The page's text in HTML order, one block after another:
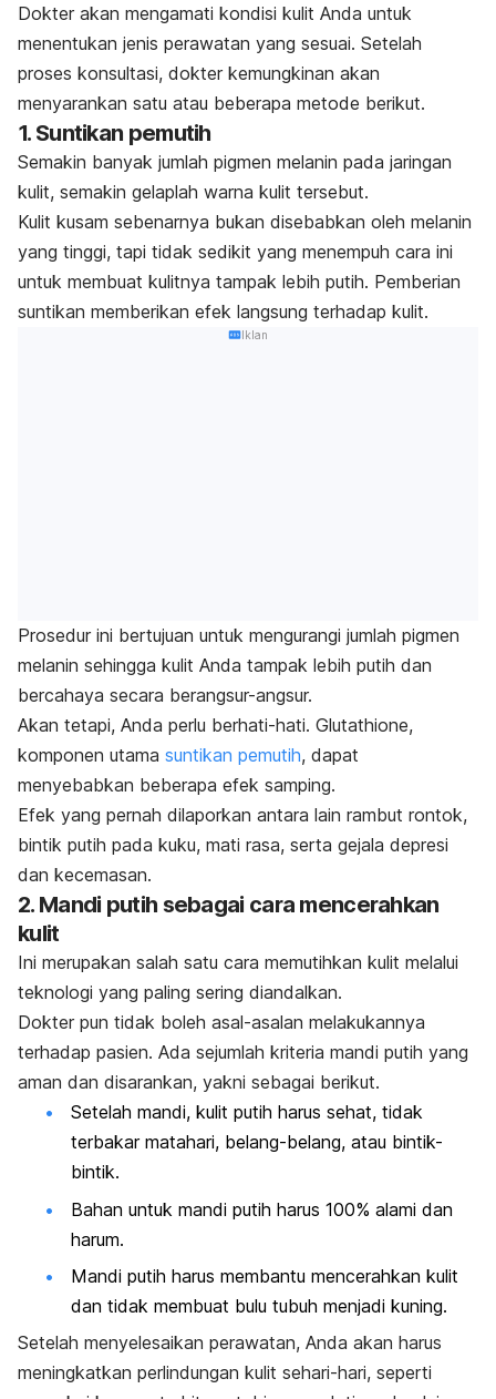
Dokter akan mengamati kondisi kulit Anda untuk
menentukan jenis perawatan yang sesuai. Setelah
proses konsultasi, dokter kemungkinan akan
menyarankan satu atau beberapa metode berikut.
1. Suntikan pemutih
Semakin banyak jumlah pigmen melanin pada jaringan
kulit, semakin gelaplah warna kulit tersebut.
Kulit kusam sebenarnya bukan disebabkan oleh melanin
yang tinggi, tapi tidak sedikit yang menempuh cara ini
untuk membuat kulitnya tampak lebih putih. Pemberian
suntikan memberikan efek langsung terhadap kulit.
Iklan
Prosedur ini bertujuan untuk mengurangi jumlah pigmen
melanin sehingga kulit Anda tampak lebih putih dan
bercahaya secara berangsur-angsur.
Akan tetapi, Anda perlu berhati-hati. Glutathione,
komponen utama suntikan pemutih, dapat
menyebabkan beberapa efek samping.
Efek yang pernah dilaporkan antara lain rambut rontok,
bintik putih pada kuku, mati rasa, serta gejala depresi
dan kecemasan.
2. Mandi putih sebagai cara mencerahkan
kulit
Ini merupakan salah satu cara memutihkan kulit melalui
teknologi yang paling sering diandalkan.
Dokter pun tidak boleh asal-asalan melakukannya
terhadap pasien. Ada sejumlah kriteria mandi putih yang
aman dan disarankan, yakni sebagai berikut.
Setelah mandi, kulit putih harus sehat, tidak
terbakar matahari, belang-belang, atau bintik-
bintik.
Bahan untuk mandi putih harus 100% alami dan
harum.
Mandi putih harus membantu mencerahkan kulit
dan tidak membuat bulu tubuh menjadi kuning.
Setelah menyelesaikan perawatan, Anda akan harus
meningkatkan perlindungan kulit sehari-hari, seperti